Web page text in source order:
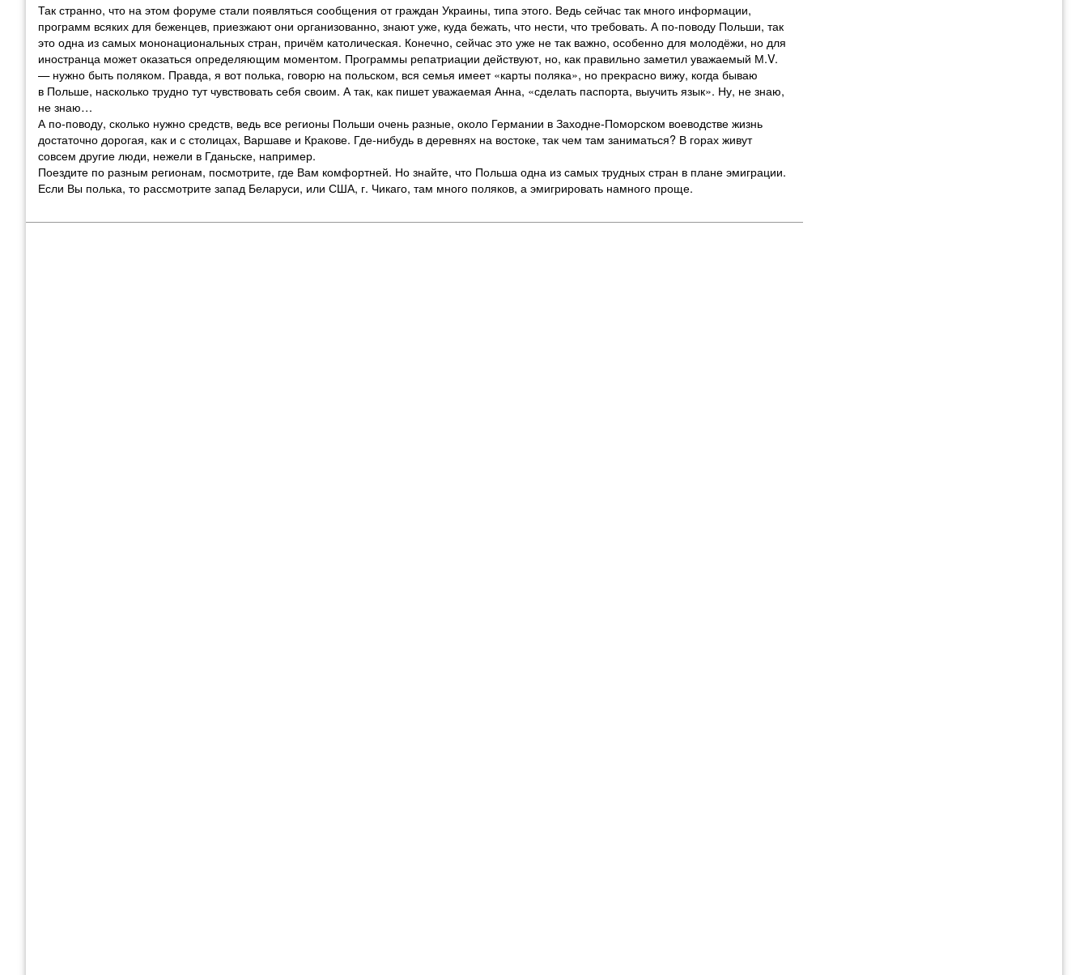
Так странно, что на этом форуме стали появляться сообщения от граждан Украины, типа этого. Ведь сейчас так много информации,
программ всяких для беженцев, приезжают они организованно, знают уже, куда бежать, что нести, что требовать. А по-поводу Польши, так
это одна из самых мононациональных стран, причём католическая. Конечно, сейчас это уже не так важно, особенно для молодёжи, но для
иностранца может оказаться определяющим моментом. Программы репатриации действуют, но, как правильно заметил уважаемый М.V.
— нужно быть поляком. Правда, я вот полька, говорю на польском, вся семья имеет «карты поляка», но прекрасно вижу, когда бываю
в Польше, насколько трудно тут чувствовать себя своим. А так, как пишет уважаемая Анна, «сделать паспорта, выучить язык». Ну, не знаю,
не знаю…
А по-поводу, сколько нужно средств, ведь все регионы Польши очень разные, около Германии в Заходне-Поморском воеводстве жизнь
достаточно дорогая, как и с столицах, Варшаве и Кракове. Где-нибудь в деревнях на востоке, так чем там заниматься? В горах живут
совсем другие люди, нежели в Гданьске, например.
Поездите по разным регионам, посмотрите, где Вам комфортней. Но знайте, что Польша одна из самых трудных стран в плане эмиграции.
Если Вы полька, то рассмотрите запад Беларуси, или США, г. Чикаго, там много поляков, а эмигрировать намного проще.